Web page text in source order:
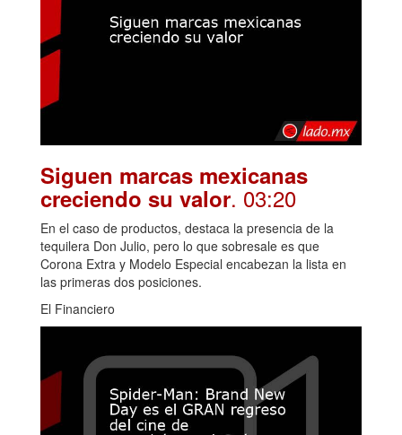
Siguen marcas mexicanas
creciendo su valor. 03:20
En el caso de productos, destaca la presencia de la
tequilera Don Julio, pero lo que sobresale es que
Corona Extra y Modelo Especial encabezan la lista en
las primeras dos posiciones.
El Financiero